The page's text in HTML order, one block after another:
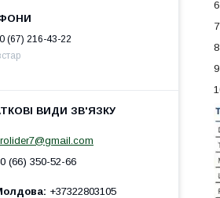
(67) 216-43-22
(66) 350-52-66
+37322803105